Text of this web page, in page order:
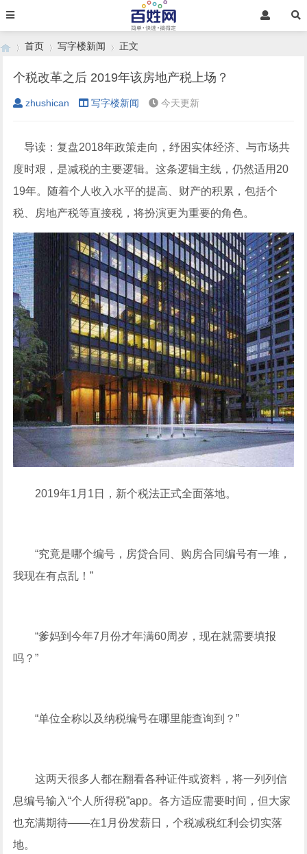
›
首页
›
写字楼新闻
›
正文
个税改革之后 2019年该房地产税上场？
zhushican 写字楼新闻 今天更新
导读：复盘2018年政策走向，纾困实体经济、与市场共
度时艰，是减税的主要逻辑。这条逻辑主线，仍然适用20
19年。随着个人收入水平的提高、财产的积累，包括个
税、房地产税等直接税，将扮演更为重要的角色。
2019年1月1日，新个税法正式全面落地。
“究竟是哪个编号，房贷合同、购房合同编号有一堆，
我现在有点乱！”
“爹妈到今年7月份才年满60周岁，现在就需要填报
吗？”
“单位全称以及纳税编号在哪里能查询到？”
这两天很多人都在翻看各种证件或资料，将一列列信
息编号输入“个人所得税”app。各方适应需要时间，但大家
也充满期待——在1月份发薪日，个税减税红利会切实落
地。